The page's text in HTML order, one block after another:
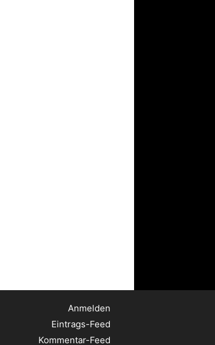
Anmelden
Eintrags-Feed
Kommentar-Feed